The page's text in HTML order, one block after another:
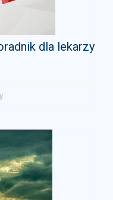
dla lekarzy